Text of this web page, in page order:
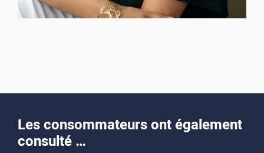
Les consommateurs ont également
consulté …